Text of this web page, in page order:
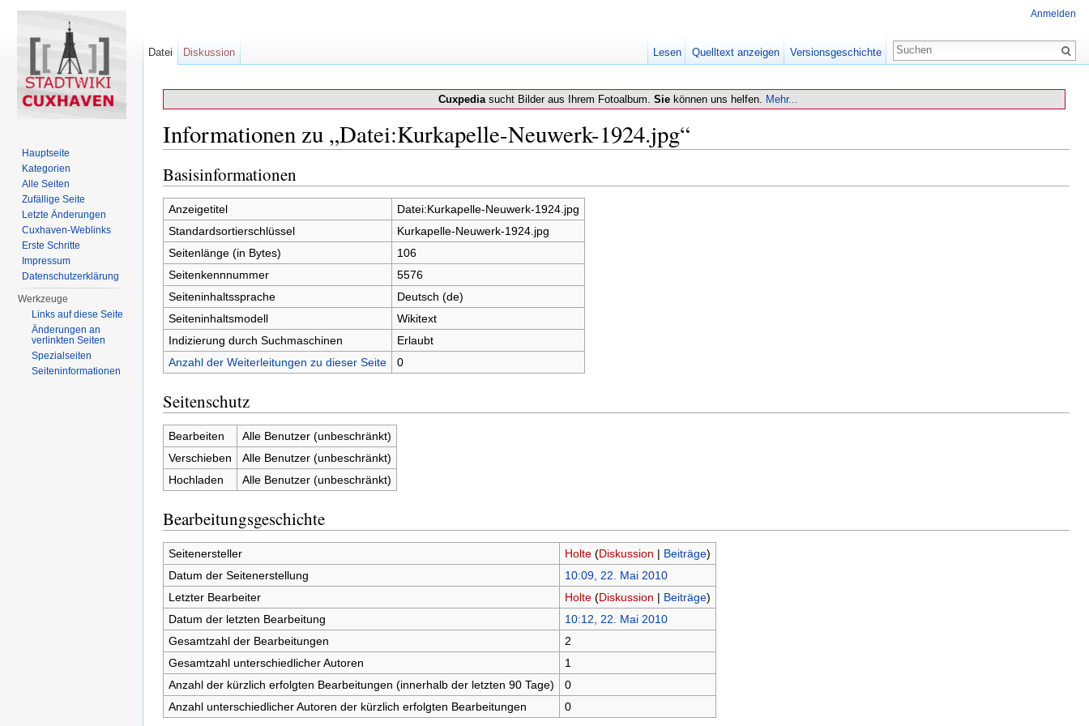
Cuxpediasucht Bilder aus Ihrem Fotoalbum. Sie können uns helfen. Mehr...
Informationen zu „Datei:Kurkapelle-Neuwerk-1924.jpg“
Basisinformationen
Anzeigetitel
Datei:Kurkapelle-Neuwerk-1924.jpg
Standardsortierschlüssel
Kurkapelle-Neuwerk-1924.jpg
Seitenlänge (in Bytes)
106
Seitenkennnummer
5576
Seiteninhaltssprache
Deutsch (de)
Seiteninhaltsmodell
Wikitext
Indizierung durch Suchmaschinen
Erlaubt
Anzahl der Weiterleitungen zu dieser Seite
0
Seitenschutz
Bearbeiten
Alle Benutzer (unbeschränkt)
Verschieben
Alle Benutzer (unbeschränkt)
Hochladen
Alle Benutzer (unbeschränkt)
Bearbeitungsgeschichte
Seitenersteller Holte (Diskussion | Beiträge)
Datum der Seitenerstellung
10:09, 22. Mai 2010
Letzter Bearbeiter
Holte (Diskussion | Beiträge)
Datum der letzten Bearbeitung
10:12, 22. Mai 2010
Gesamtzahl der Bearbeitungen
2
Gesamtzahl unterschiedlicher Autoren
1
Anzahl der kürzlich erfolgten Bearbeitungen (innerhalb der letzten 90 Tage)
0
Anzahl unterschiedlicher Autoren der kürzlich erfolgten Bearbeitungen
0
Anmelden
Datei Diskussion Lesen Quelltext anzeigen Versionsgeschichte
Hauptseite
Kategorien
Alle Seiten
Zufällige Seite
Letzte Änderungen
Cuxhaven-Weblinks
Erste Schritte
Impressum
Datenschutzerklärung
Werkzeuge
Links auf diese Seite
Änderungen an
verlinkten Seiten
Spezialseiten
Seiten­informationen